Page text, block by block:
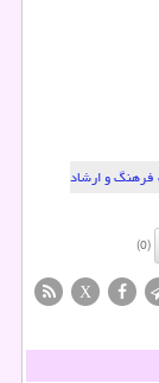
فرهنگ و ارشاد
(0)
X